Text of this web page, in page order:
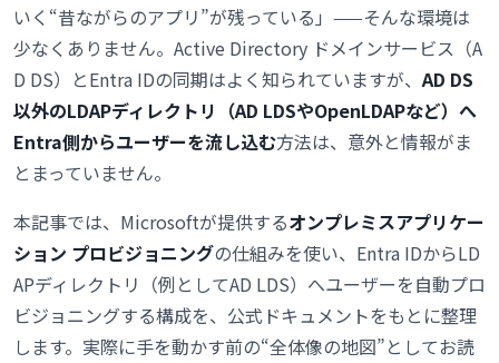
いく“昔ながらのアプリ”が残っている」——そんな環境は
少なくありません。Active Directory ドメインサービス（A
D DS）とEntra IDの同期はよく知られていますが、AD DS
以外のLDAPディレクトリ（AD LDSやOpenLDAPなど）へ
Entra側からユーザーを流し込む方法は、意外と情報がま
とまっていません。
本記事では、Microsoftが提供するオンプレミスアプリケー
ション プロビジョニングの仕組みを使い、Entra IDからLD
APディレクトリ（例としてAD LDS）へユーザーを自動プロ
ビジョニングする構成を、公式ドキュメントをもとに整理
します。実際に手を動かす前の“全体像の地図”としてお読